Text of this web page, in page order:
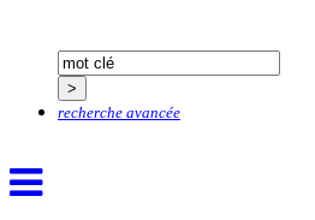
recherche avancée